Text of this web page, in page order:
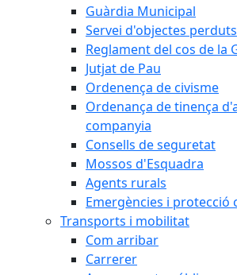
Guàrdia Municipal
Servei d'objectes perduts
Reglament del cos de la
Jutjat de Pau
Ordenença de civisme
Ordenança de tinença
companyia
Consells de seguretat
Mossos d'Esquadra
Agents rurals
Emergències i protecció
Transports i mobilitat
Com arribar
Carrerer